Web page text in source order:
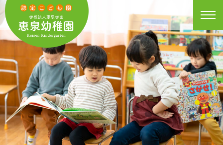
トップページ
園紹介
ニュース
活動日記